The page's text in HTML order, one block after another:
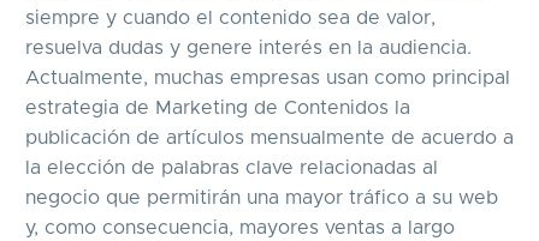
siempre y cuando el contenido sea de valor,
resuelva dudas y genere interés en la audiencia.
Actualmente, muchas empresas usan como principal
estrategia de Marketing de Contenidos la
publicación de artículos mensualmente de acuerdo a
la elección de palabras clave relacionadas al
negocio que permitirán una mayor tráfico a su web
y, como consecuencia, mayores ventas a largo